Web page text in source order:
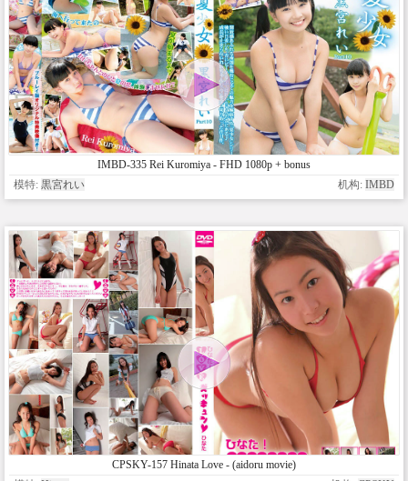
IMBD-335 Rei Kuromiya - FHD 1080p + bonus
模特: 黒宮れい 机构: IMBD
CPSKY-157 Hinata Love - (aidoru movie)